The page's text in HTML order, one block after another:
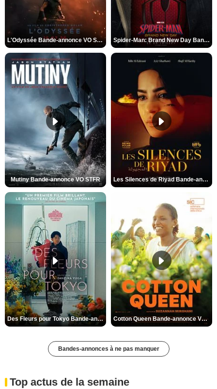
L'Odyssée Bande-annonce VO STFR Spider-Man: Brand New Day Bande-annonce VO STFR
Mutiny Bande-annonce VO STFR Les Silences de Riyad Bande-annonce VO STFR
Des Fleurs pour Tokyo Bande-annonce VO STFR Cotton Queen Bande-annonce VO STFR
Bandes-annonces à ne pas manquer
Top actus de la semaine